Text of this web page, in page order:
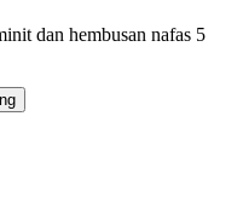
dan hembusan nafas 5